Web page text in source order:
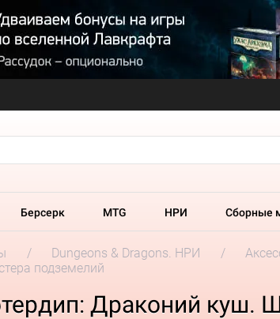
Берсерк MTG НРИ Сборные
Dungeons & Dragons. НРИ
подземелий
Драконий куш.